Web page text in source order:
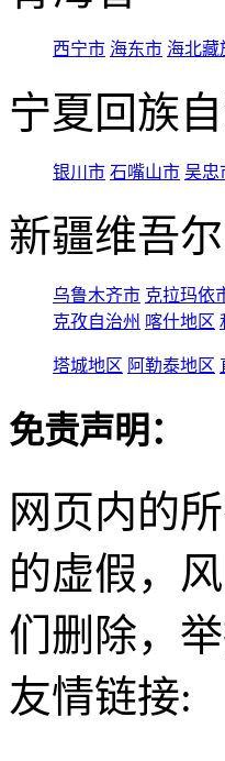
西宁市 海东市 海北藏
宁夏回族
银川市 石嘴山市 吴忠
新疆维吾
乌鲁木齐市 克拉玛依
克孜自治州 喀什地区
塔城地区 阿勒泰地区
免责声明：
网页内的
的虚假，
们删除，
友情链接: